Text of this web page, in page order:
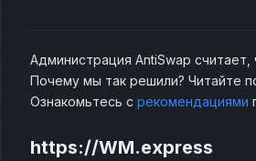
Администрация AntiSwap
Почему мы так решили? Читайте
Ознакомьтесь с рекомендациями
https://WM.express